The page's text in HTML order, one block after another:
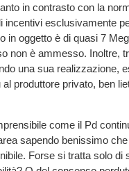
in contrasto con la
incentivi esclusivamente
in oggetto è di quasi 7
non è ammesso. Inoltre,
una sua realizzazione,
produttore privato, ben
come il Pd
sapendo benissimo
Forse si tratta solo di